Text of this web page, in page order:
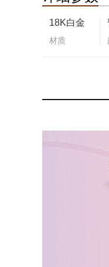
18K白金
材质